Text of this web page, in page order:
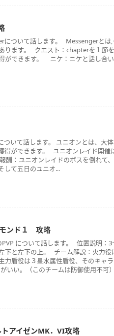
について話します。 Messengerとは
ります。 クエスト：chapterを１節
ができます。 ニケ：ニケと話し合
いて話します。 ユニオンとは、大
得ができます。 ユニオンレイド開催
：ユニオンレイドのボスを倒れて
して五日のユニオ...
モンド１ 攻略
について話します。 位置説明：
下と左下の上。 チーム解説：火力
盾役は３星水属性盾役、そのキャ
いい。（このチームは防御使用不可
トアイゼンMK．VI攻略